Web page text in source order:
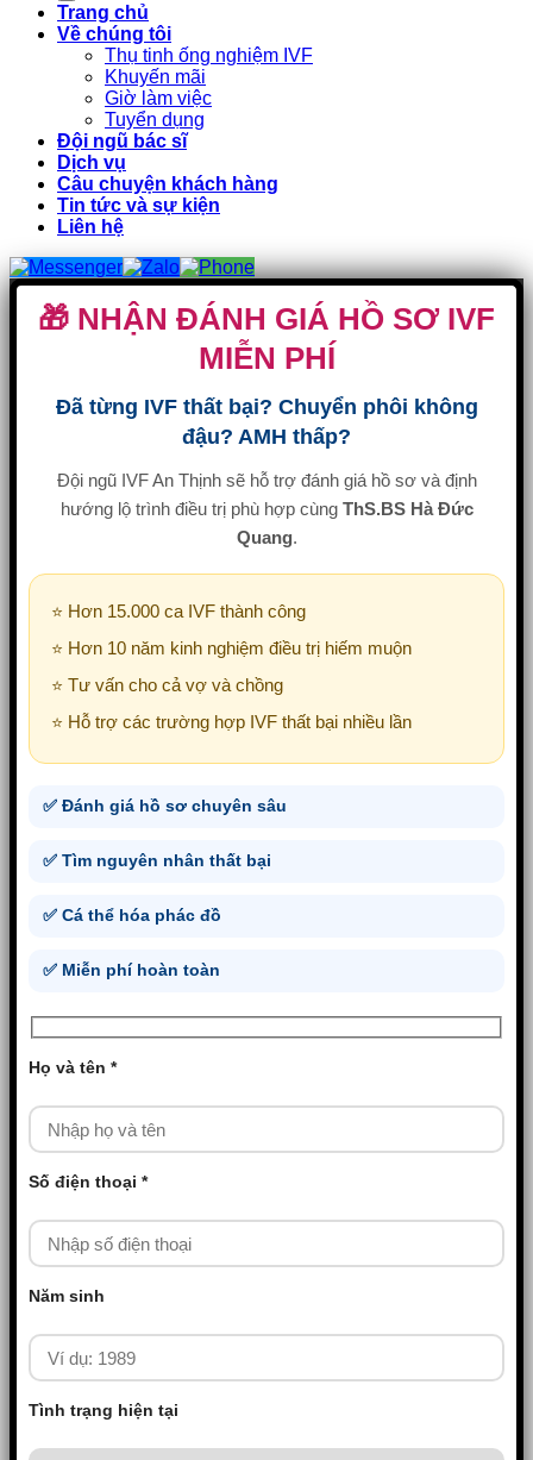
Trang chủ
Về chúng tôi
Thụ tinh ống nghiệm IVF
Khuyến mãi
Giờ làm việc
Tuyển dụng
Đội ngũ bác sĩ
Dịch vụ
Câu chuyện khách hàng
Tin tức và sự kiện
Liên hệ
🎁 NHẬN ĐÁNH GIÁ HỒ SƠ IVF
MIỄN PHÍ
Đã từng IVF thất bại? Chuyển phôi không
đậu? AMH thấp?
Đội ngũ IVF An Thịnh sẽ hỗ trợ đánh giá hồ sơ và định
hướng lộ trình điều trị phù hợp cùng ThS.BS Hà Đức
Quang.
⭐ Hơn 15.000 ca IVF thành công
⭐ Hơn 10 năm kinh nghiệm điều trị hiếm muộn
⭐ Tư vấn cho cả vợ và chồng
⭐ Hỗ trợ các trường hợp IVF thất bại nhiều lần
✅ Đánh giá hồ sơ chuyên sâu
✅ Tìm nguyên nhân thất bại
✅ Cá thể hóa phác đồ
✅ Miễn phí hoàn toàn
Họ và tên *
Số điện thoại *
Năm sinh
Tình trạng hiện tại